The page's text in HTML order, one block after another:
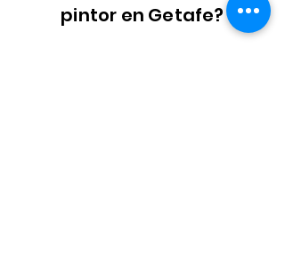
pintor en Getafe?